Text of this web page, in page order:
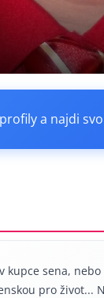
a najdi
kupce sena,
pro život...